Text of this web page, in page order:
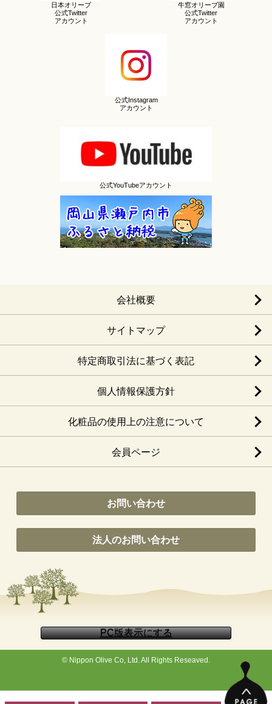
日本オリーブ
公式Twitter
アカウント
牛窓オリーブ園
公式Twitter
アカウント
公式Instagram
アカウント
公式YouTubeアカウント
会社概要
サイトマップ
特定商取引法に基づく表記
個人情報保護方針
化粧品の使用上の注意について
会員ページ
お問い合わせ
法人のお問い合わせ
© Nippon Olive Co, Ltd. All Rights Reseaved.